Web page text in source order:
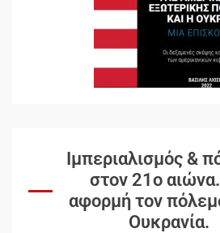
Ιμπεριαλισμός &
στον 21ο
αφορμή τον
Ουκρανία.